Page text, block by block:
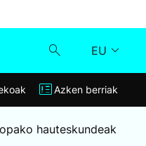
EU
Klisk
Zuzenekoak
Azken berriak
hauteskundeak